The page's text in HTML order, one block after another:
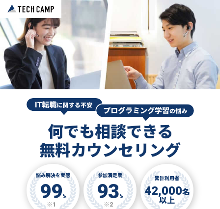
何でも相談できる
無料カウンセリング
悩み解決を実感
99%
※1
参加満足度
93%
※2
累計利用者
42,000名
以上